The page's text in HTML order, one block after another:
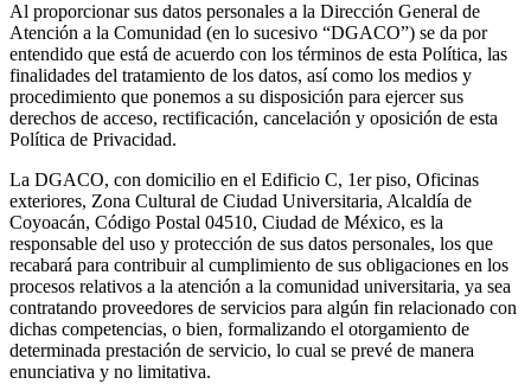
Al proporcionar sus datos personales a la Dirección General de
Atención a la Comunidad (en lo sucesivo “DGACO”) se da por
entendido que está de acuerdo con los términos de esta Política, las
finalidades del tratamiento de los datos, así como los medios y
procedimiento que ponemos a su disposición para ejercer sus
derechos de acceso, rectificación, cancelación y oposición de esta
Política de Privacidad.
La DGACO, con domicilio en el Edificio C, 1er piso, Oficinas
exteriores, Zona Cultural de Ciudad Universitaria, Alcaldía de
Coyoacán, Código Postal 04510, Ciudad de México, es la
responsable del uso y protección de sus datos personales, los que
recabará para contribuir al cumplimiento de sus obligaciones en los
procesos relativos a la atención a la comunidad universitaria, ya sea
contratando proveedores de servicios para algún fin relacionado con
dichas competencias, o bien, formalizando el otorgamiento de
determinada prestación de servicio, lo cual se prevé de manera
enunciativa y no limitativa.